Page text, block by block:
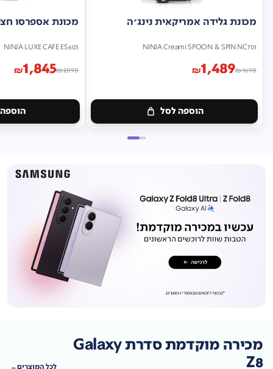
מכונת גלידה אמריקאית נינג'ה
NINJA Creami SPOON & SPIN NC701
₪1690
₪1,489
הוספה לסל
מכונת אספרסו
NINJA LUXE CAFE ES603
₪2090
₪1,845
מכירה מוקדמת סדרת Galaxy
Z8